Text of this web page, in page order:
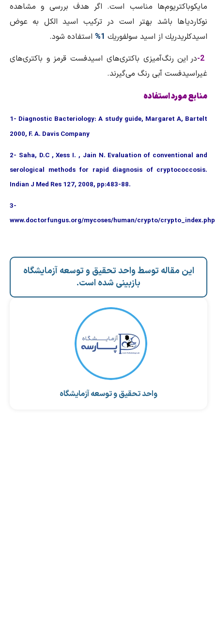
مایكوباكتریوم‌ها مناسب است. اگر هدف بررسی و مشاهده
نوكاردیاها باشد بهتر است در تركیب اسید الكل به عوض
اسیدكلریدریك از اسید سولفوریك 1%
استفاده شود.
در این رنگ‌آمیزی باكتری‌های اسیدفست قرمز و باكتری‌های
غیراسیدفست آبی رنگ می‌گیرند.
منابع مورد استفاده
1- Diagnostic Bacteriology: A study guide, Margaret A, Bartelt
2000, F. A. Davis Company
2- Saha, D.C , Xess I. , Jain N. Evaluation of conventional and
serological methods for rapid diagnosis of cryptococcosis.
Indian J Med Res 127, 2008, pp:483-88.
3-
www.doctorfungus.org/mycoses/human/crypto/crypto_index.php
این مقاله توسط واحد تحقیق و توسعه آزمایشگاه
بازبینی شده است.
واحد تحقیق و توسعه آزمایشگاه